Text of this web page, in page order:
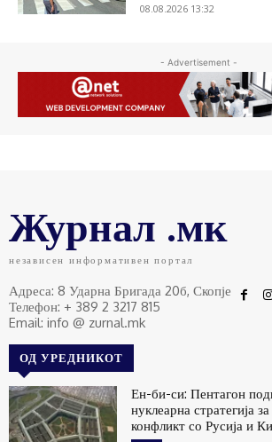
08.08.2026 13:32
- Advertisement -
Журнал .мк
независен информативен портал
Адреса: 8 Ударна Бригада 20б, Скопје
Телефон: + 389 2 3217 815
Email: info @ zurnal.mk
ОД УРЕДНИКОТ
Ен-би-си: Пентагон
нуклеарна стратегија
конфликт со Русија и